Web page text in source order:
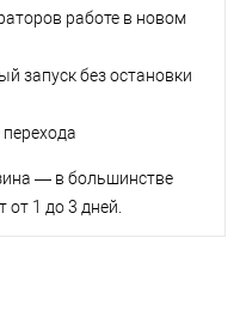
работе в новом
запуск без остановки
— в большинстве
1 до 3 дней.